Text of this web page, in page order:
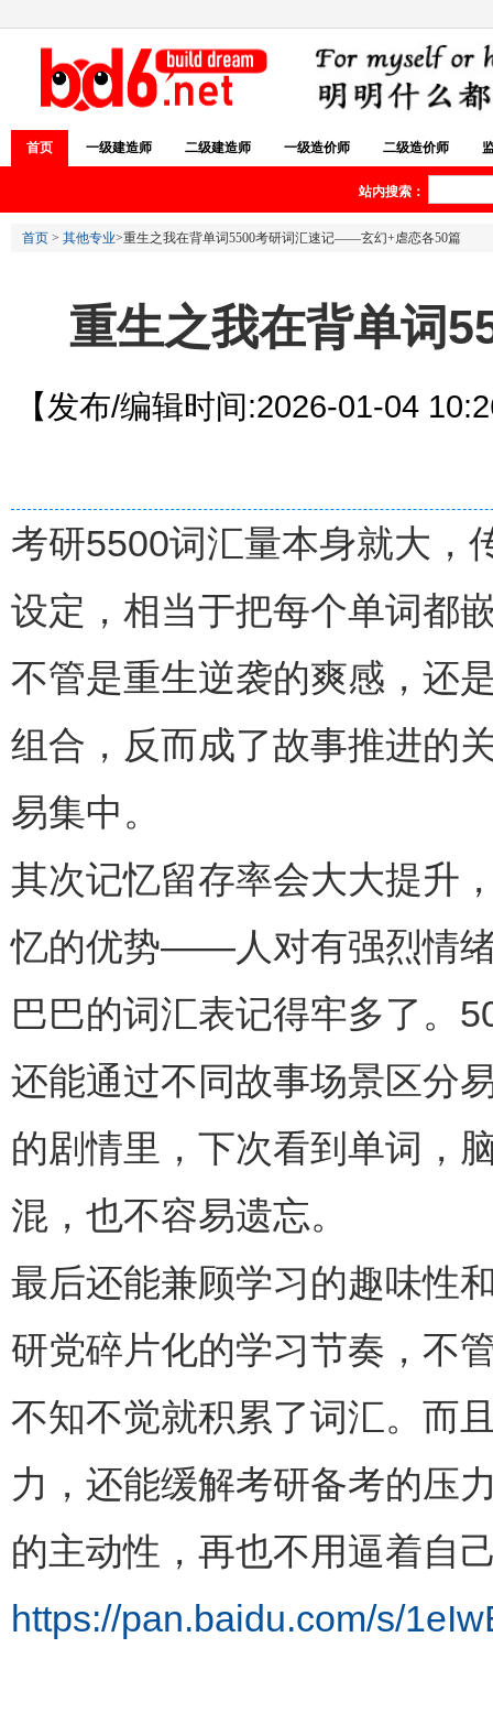
首页 一级建造师 二级建造师 一级造价师 二级造价师
站内搜索：
首页 > 其他专业>重生之我在背单词5500考研词汇速记——玄幻+虐恋各50篇
重生之我在背单词
【发布/编辑时间:2026-01-04
考研5500词汇量本身就大，
设定，相当于把每个单词都
不管是重生逆袭的爽感，还
组合，反而成了故事推进的
易集中。
其次记忆留存率会大大提升
忆的优势——人对有强烈情
巴巴的词汇表记得牢多了。
还能通过不同故事场景区分
的剧情里，下次看到单词，
混，也不容易遗忘。
最后还能兼顾学习的趣味性
研党碎片化的学习节奏，不
不知不觉就积累了词汇。而
力，还能缓解考研备考的压
的主动性，再也不用逼着自
https://pan.baidu.com/s/